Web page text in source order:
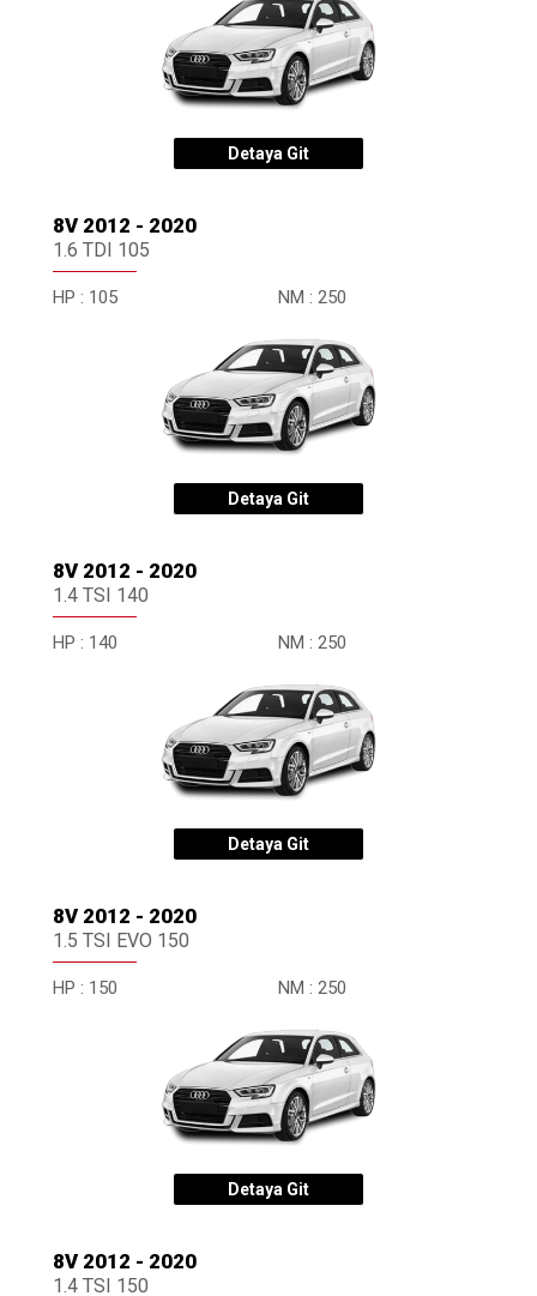
Detaya Git
8V 2012 - 2020
1.6 TDI 105
HP : 105 NM : 250
Detaya Git
8V 2012 - 2020
1.4 TSI 140
HP : 140 NM : 250
Detaya Git
8V 2012 - 2020
1.5 TSI EVO 150
HP : 150 NM : 250
Detaya Git
8V 2012 - 2020
1.4 TSI 150